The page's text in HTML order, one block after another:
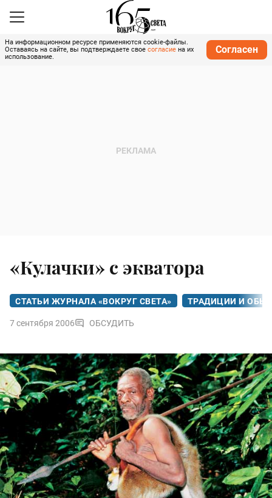
На информационном ресурсе применяются cookie-файлы.
Оставаясь на сайте, вы подтверждаете свое согласие на их
использование.
Согласен
«Кулачки» с экватора
СТАТЬИ ЖУРНАЛА «ВОКРУГ СВЕТА» ТРАДИЦИИ И
7 сентября 2006 ОБСУДИТЬ